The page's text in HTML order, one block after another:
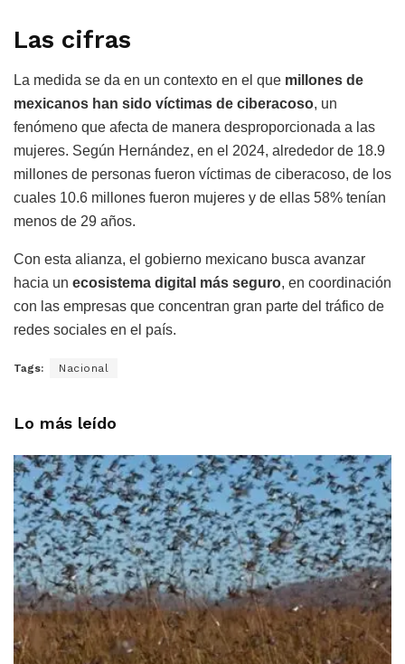
Las cifras
La medida se da en un contexto en el que millones de
mexicanos han sido víctimas de ciberacoso, un
fenómeno que afecta de manera desproporcionada a las
mujeres. Según Hernández, en el 2024, alrededor de 18.9
millones de personas fueron víctimas de ciberacoso, de los
cuales 10.6 millones fueron mujeres y de ellas 58% tenían
menos de 29 años.
Con esta alianza, el gobierno mexicano busca avanzar
hacia un ecosistema digital más seguro, en coordinación
con las empresas que concentran gran parte del tráfico de
redes sociales en el país.
Tags: Nacional
Lo más leído